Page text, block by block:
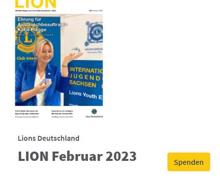
Spenden
Lions Deutschland
LION Februar 2023